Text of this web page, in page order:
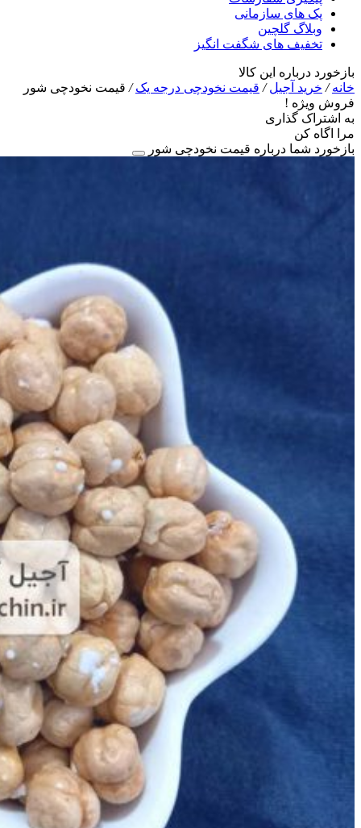
پک های سازمانی
وبلاگ گلچین
تخفیف های شگفت انگیز
بازخورد درباره این کالا
خانه/ خرید آجیل/ قیمت نخودچی درجه یک/ قیمت نخودچی شور
فروش ویژه !
به اشتراک گذاری
مرا اگاه کن
بازخورد شما درباره قیمت نخودچی شور